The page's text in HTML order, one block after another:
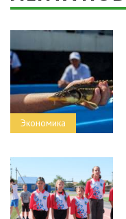
Экономика